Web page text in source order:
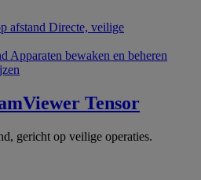
afstand Directe, veilige
Apparaten bewaken en beheren
Tensor
gericht op veilige operaties.